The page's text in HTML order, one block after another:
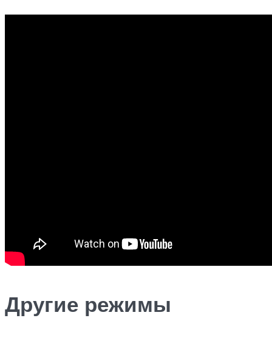
Другие режимы